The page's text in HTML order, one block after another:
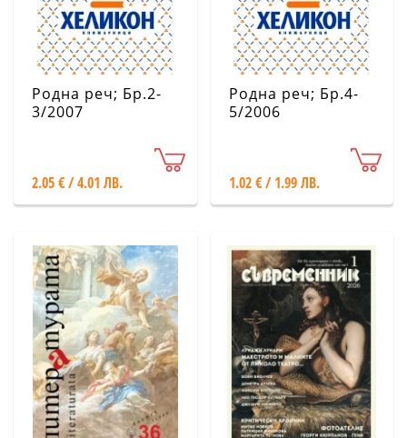
Родна реч; Бр.2-
3/2007
2.05 € / 4.01 ЛВ.
Родна реч; Бр.4-
5/2006
1.02 € / 1.99 ЛВ.